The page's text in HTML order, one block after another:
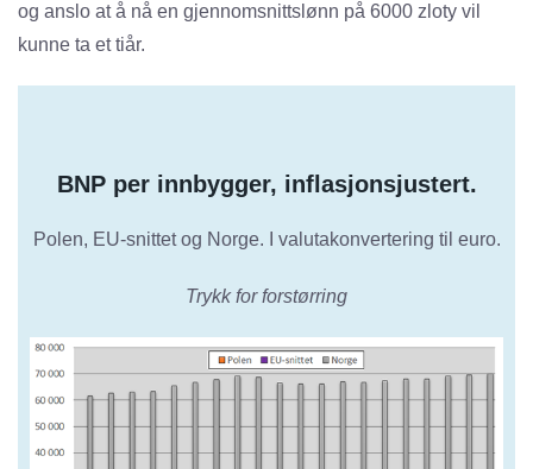
og anslo at å nå en gjennomsnittslønn på 6000 zloty vil
kunne ta et tiår.
BNP per innbygger, inflasjonsjustert.
Polen, EU-snittet og Norge. I valutakonvertering til euro.
Trykk for forstørring